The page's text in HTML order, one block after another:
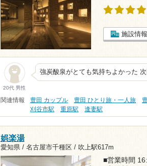
施設情
20代 男性
強炭酸泉がとても気持ちよかった
関連情報 豊田 カップル 豊田 ひとり旅・一人旅
刈谷市駅
重原駅 逢妻駅
娯楽湯
愛知県 / 名古屋市千種区 / 吹上駅617m
■営業時間